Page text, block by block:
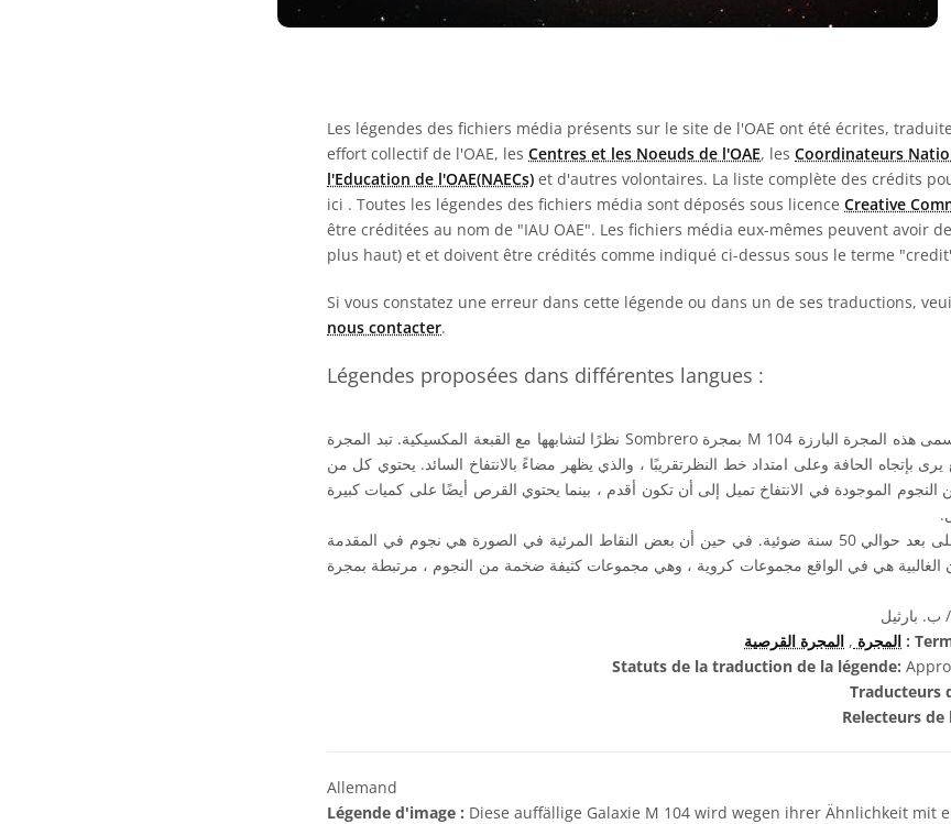
Les légendes des fichiers média présents sur le site de l'OAE ont été écrites,
effort collectif de l'OAE, les Centres et les Noeuds de l'OAE, les Coordinateurs
l'Education de l'OAE(NAECs) et d'autres volontaires. La liste complète des crédits
ici . Toutes les légendes des fichiers média sont déposés sous licence Creative
être créditées au nom de "IAU OAE". Les fichiers média eux-mêmes peuvent avoir
plus haut) et et doivent être crédités comme indiqué ci-dessus sous le terme
Si vous constatez une erreur dans cette légende ou dans un de ses traductions,
nous contacter.
Légendes proposées dans différentes langues :
غالبًا ما تسمى هذه المجرة البارزة M 104 بمجرة Sombrero نظرًا لتشابهها مع القبعة المكسيكية. تبد المجرة
بإتجاه الحافة وعلى امتداد خط النظرتقريبًا ، والذي يظهر مضاءً بالانتفاخ السائد. يحتوي كل من
النجوم الموجودة في الانتفاخ تميل إلى أن تكون أقدم ، بينما يحتوي القرص أيضًا على كميات كبيرة
تقع M 104 في كوكبة العذراء على بعد حوالي 50 سنة ضوئية. في حين أن بعض النقاط المرئية في الصورة هي نجوم في المقدمة
هي في الواقع مجموعات كروية ، وهي مجموعات كثيفة ضخمة من النجوم ، مرتبطة بمجرة
المجرة , المجرة القرصية
Statuts de la traduction de la légende:
Traducteurs
Relecteurs de
Allemand
Légende d'image : Diese auffällige Galaxie M 104 wird wegen ihrer Ähnlichkeit mit